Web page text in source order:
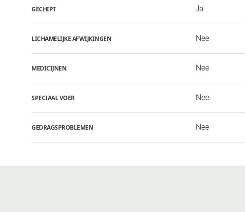
GECHIPT Ja
LICHAMELIJKE AFWIJKINGEN Nee
MEDICIJNEN Nee
SPECIAAL VOER Nee
GEDRAGSPROBLEMEN Nee